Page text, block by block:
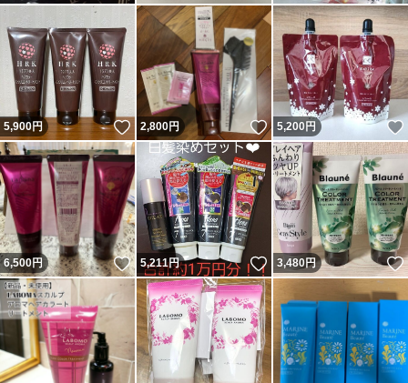
5,900円 いいね！
2,800円 いいね！
5,200円
6,500円 いいね！
5,211円 いいね！
3,480円